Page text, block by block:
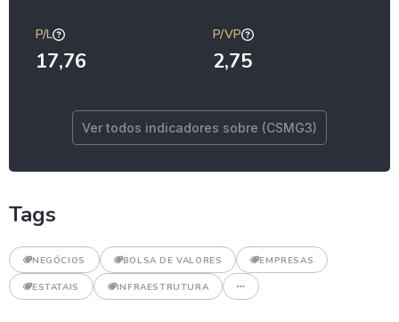
P/L
17,76
P/VP
2,75
Ver todos indicadores sobre (CSMG3)
Tags
NEGÓCIOS BOLSA DE VALORES EMPRESAS
ESTATAIS INFRAESTRUTURA